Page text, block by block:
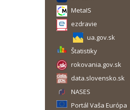
MetaIS
ezdravie
ua.gov.sk
Štatistiky
rokovania.gov.sk
data.slovensko.sk
NASES
Portál Vaša Európa